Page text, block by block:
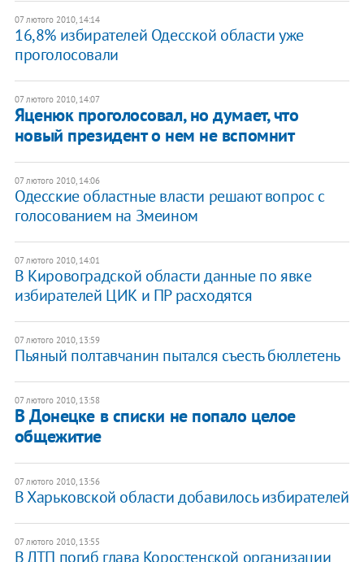
07 лютого 2010, 14:14
16,8% избирателей Одесской области уже
проголосовали
07 лютого 2010, 14:07
Яценюк проголосовал, но думает, что
новый президент о нем не вспомнит
07 лютого 2010, 14:06
Одесские областные власти решают вопрос с
голосованием на Змеином
07 лютого 2010, 14:01
В Кировоградской области данные по явке
избирателей ЦИК и ПР расходятся
07 лютого 2010, 13:59
Пьяный полтавчанин пытался съесть бюллетень
07 лютого 2010, 13:58
В Донецке в списки не попало целое
общежитие
07 лютого 2010, 13:56
В Харьковской области добавилось избирателей
07 лютого 2010, 13:55
В ДТП погиб глава Коростенской организации